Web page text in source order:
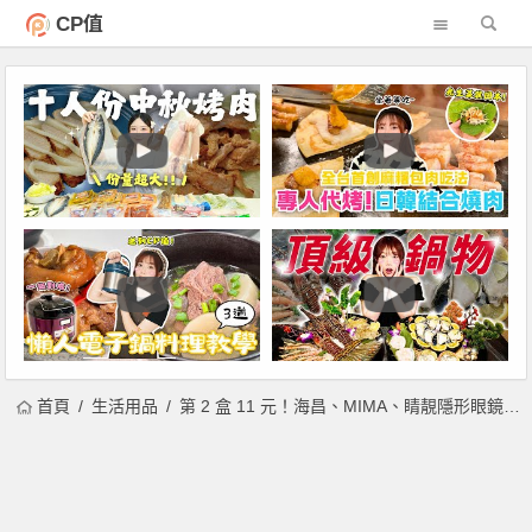
CP值
首頁 生活用品 第 2 盒 11 元！海昌、MIMA、睛靚隱形眼鏡兩週限時特賣！